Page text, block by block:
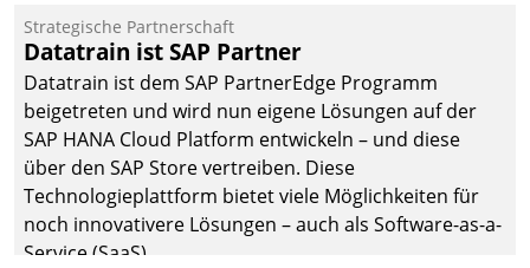
Strategische Partnerschaft
Datatrain ist SAP Partner
Datatrain ist dem SAP PartnerEdge Programm
beigetreten und wird nun eigene Lösungen auf der
SAP HANA Cloud Platform entwickeln – und diese
über den SAP Store vertreiben. Diese
Technologieplattform bietet viele Möglichkeiten für
noch innovativere Lösungen – auch als Software-as-a-
Service (SaaS).